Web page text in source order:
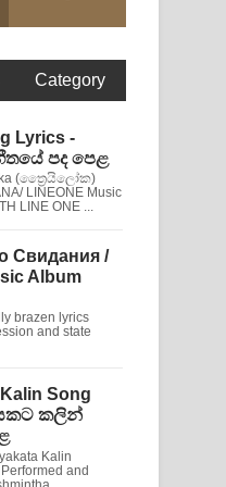
Category
Lyrics -
පද පෙළ
(ත්‍රෛයිලෝක)
LINEONE Music
LINE ONE ...
Свидания /
Album
brazen lyrics
and state
Song
කලින්
Kalin
and
...